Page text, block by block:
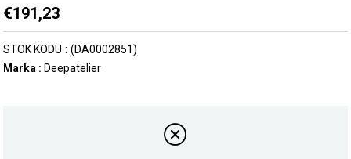
€191,23
(DA0002851)
STOK KODU
Marka : Deepatelier